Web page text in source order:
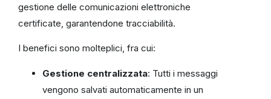
gestione delle comunicazioni elettroniche
certificate, garantendone tracciabilità.
I benefici sono molteplici, fra cui:
Gestione centralizzata: Tutti i messaggi
vengono salvati automaticamente in un